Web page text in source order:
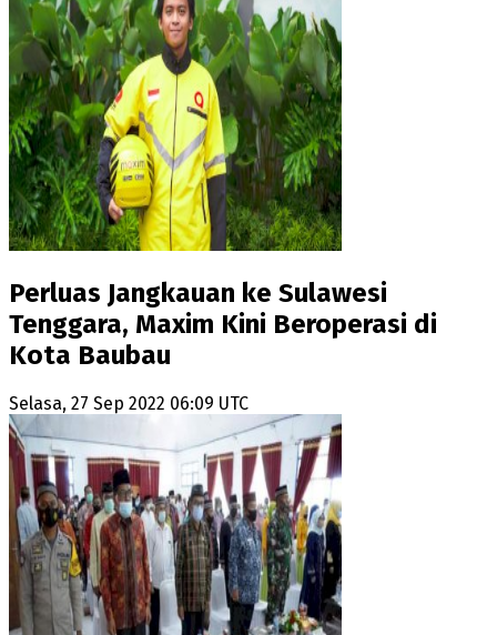
Perluas Jangkauan ke Sulawesi
Tenggara, Maxim Kini Beroperasi di
Kota Baubau
Selasa, 27 Sep 2022 06:09 UTC